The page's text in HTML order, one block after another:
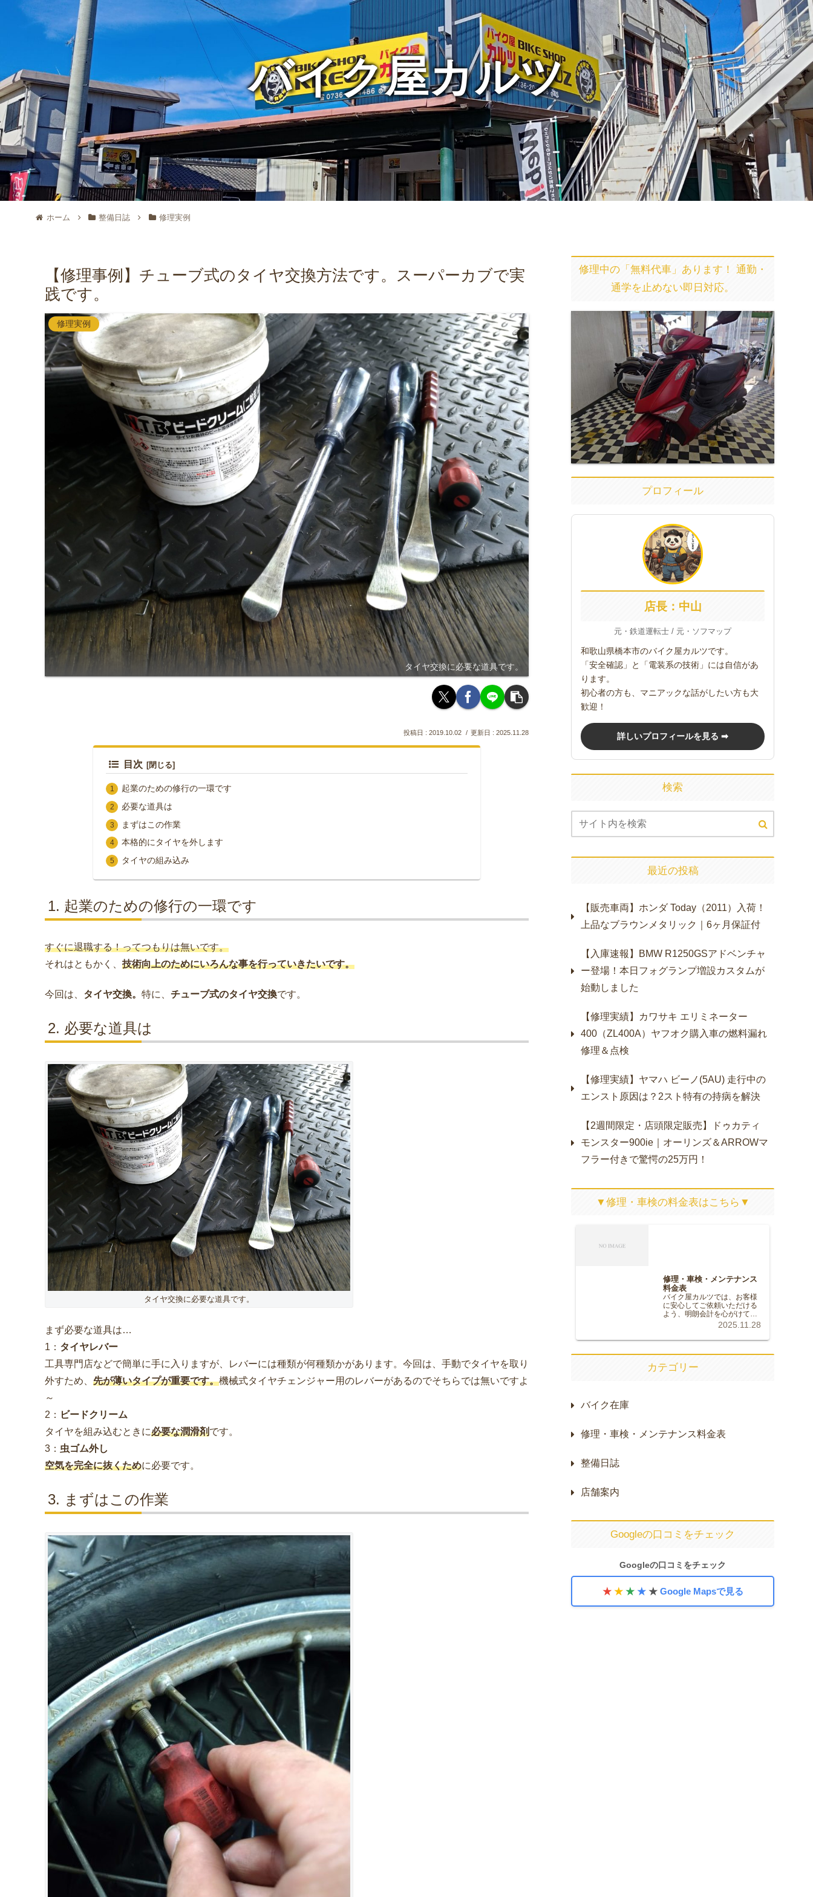
バイク屋カルツ
ホーム 整備日誌 修理実例
【修理事例】チューブ式のタイヤ交換方法です。スーパーカブで実
践です。
修理実例
タイヤ交換に必要な道具です。
2019.10.02 2025.11.28
目次
起業のための修行の一環です
必要な道具は
まずはこの作業
本格的にタイヤを外します
タイヤの組み込み
起業のための修行の一環です
すぐに退職する！ってつもりは無いです。
それはともかく、 技術向上のためにいろんな事を行っていきたいです。
今回は、 タイヤ交換。 特に、 チューブ式のタイヤ交換です。
必要な道具は
タイヤ交換に必要な道具です。
まず必要な道具は…
1： タイヤレバー
工具専門店などで簡単に手に入りますが、レバーには種類が何種類かがあります。今回は、手動でタイヤを取り
外すため、 先が薄いタイプが重要です。機械式タイヤチェンジャー用のレバーがあるのでそちらでは無いですよ
～
2： ビードクリーム
タイヤを組み込むときに必要な潤滑剤です。
3： 虫ゴム外し
空気を完全に抜くために必要です。
まずはこの作業
修理中の「無料代車」あります！ 通勤・
通学を止めない即日対応。
プロフィール
店長：中山
元・鉄道運転士 / 元・ソフマップ
和歌山県橋本市のバイク屋カルツです。
「安全確認」と「電装系の技術」には自信があ
ります。
初心者の方も、マニアックな話がしたい方も大
歓迎！
詳しいプロフィールを見る ➡
検索
最近の投稿
【販売車両】ホンダ Today（2011）入荷！
上品なブラウンメタリック｜6ヶ月保証付
【入庫速報】BMW R1250GSアドベンチャ
ー登場！本日フォグランプ増設カスタムが
始動しました
【修理実績】カワサキ エリミネーター
400（ZL400A）ヤフオク購入車の燃料漏れ
修理＆点検
【修理実績】ヤマハ ビーノ(5AU) 走行中の
エンスト原因は？2スト特有の持病を解決
【2週間限定・店頭限定販売】ドゥカティ
モンスター900ie｜オーリンズ＆ARROWマ
フラー付きで驚愕の25万円！
▼修理・車検の料金表はこちら▼
修理・車検・メンテナンス
料金表
バイク屋カルツでは、お客様
に安心してご依頼いただける
よう、明朗会計を心がけてお
ります。記載のない修理やカ
ご相談ください。※価格はす
す。※部品代は車種や仕様に
より変動します。正確な金額
は無料…
2025.11.28
カテゴリー
バイク在庫
修理・車検・メンテナンス料金表
整備日誌
店舗案内
Googleの口コミをチェック
Googleの口コミをチェック
★ ★ ★ ★ ★Google Mapsで見る